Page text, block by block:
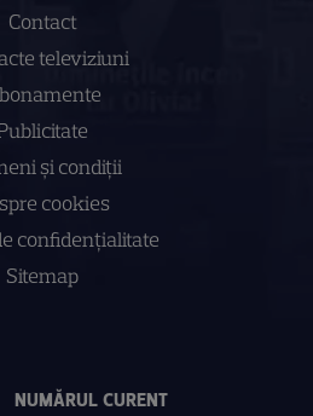
Contact
televiziuni
și condiții
cookies
confidenţialitate
Sitemap
NUMĂRUL CURENT